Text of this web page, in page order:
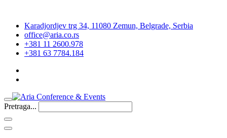
Karadjordjev trg 34, 11080 Zemun, Belgrade, Serbia
office@aria.co.rs
+381 11 2600.978
+381 63 7784.184
Pretraga...